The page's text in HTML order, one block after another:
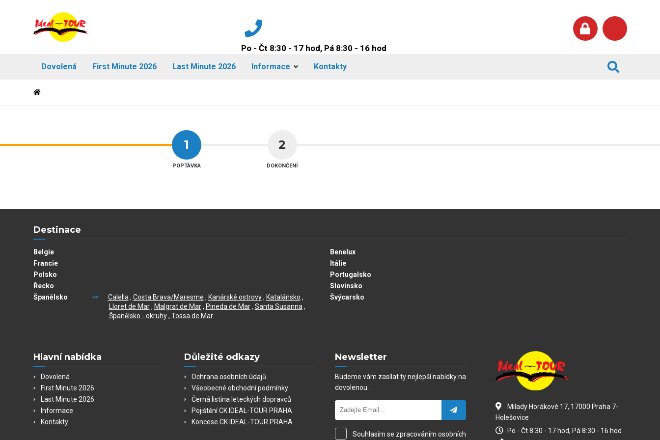
Po - Čt 8:30 - 17 hod, Pá 8:30 - 16 hod
Dovolená First Minute 2026 Last Minute 2026 Informace Kontakty
1
POPTÁVKA
2
DOKONČENÍ
Destinace
Belgie
Benelux
Francie
Itálie
Polsko
Portugalsko
Řecko
Slovinsko
Španělsko
Calella , Costa Brava/Maresme , Kanárské ostrovy, Katalánsko ,
Lloret de Mar, Malgrat de Mar, Pineda de Mar, Santa Susanna ,
Španělsko - okruhy, Tossa de Mar
Švýcarsko
Hlavní nabídka
Dovolená
First Minute 2026
Last Minute 2026
Informace
Kontakty
Důležité odkazy
Ochrana osobních údajů
Všeobecné obchodní podmínky
Černá listina leteckých dopravců
Pojištění CK IDEAL-TOUR PRAHA
Koncese CK IDEAL-TOUR PRAHA
Newsletter
Budeme vám zasílat ty nejlepší nabídky na
dovolenou.
Souhlasím se zpracováním osobních
Milady Horákové 17, 17000 Praha 7-
Holešovice
Po - Čt 8:30 - 17 hod, Pá 8:30 - 16 hod